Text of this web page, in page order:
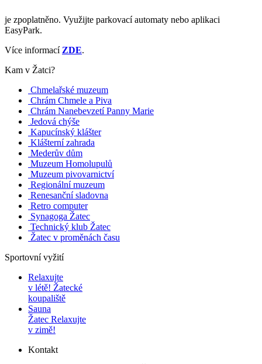
je zpoplatněno. Využijte parkovací automaty nebo aplikaci
EasyPark.
Více informací ZDE.
Kam v Žatci?
Chmelařské muzeum
Chrám Chmele a Piva
Chrám Nanebevzetí Panny Marie
Jedová chýše
Kapucínský klášter
Klášterní zahrada
Mederův dům
Muzeum Homolupulů
Muzeum pivovarnictví
Regionální muzeum
Renesanční sladovna
Retro computer
Synagoga Žatec
Technický klub Žatec
Žatec v proměnách času
Sportovní vyžití
Relaxujte
v létě! Žatecké
koupaliště
Sauna
Žatec Relaxujte
v zimě!
Kontakt